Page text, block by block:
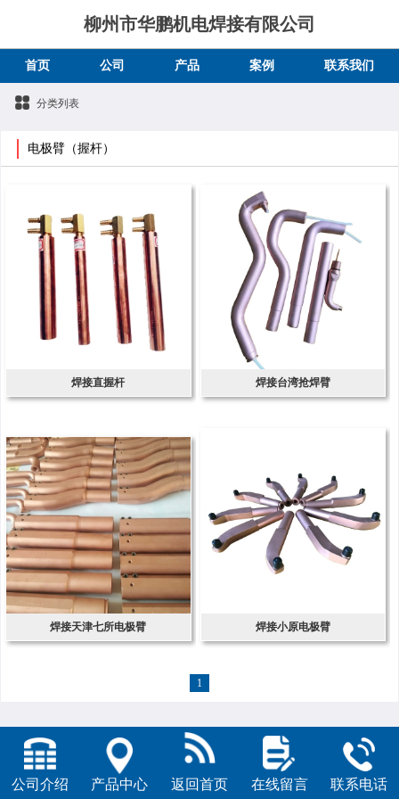
柳州市华鹏机电焊接有限公司
首页 公司 产品 案例 联系我们
分类列表
电极臂（握杆）
焊接直握杆 焊接台湾抢焊臂
焊接天津七所电极臂 焊接小原电极臂
1
公司介绍 产品中心 返回首页 在线留言 联系电话